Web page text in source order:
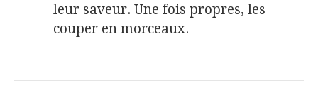
leur saveur. Une fois propres, les
couper en morceaux.